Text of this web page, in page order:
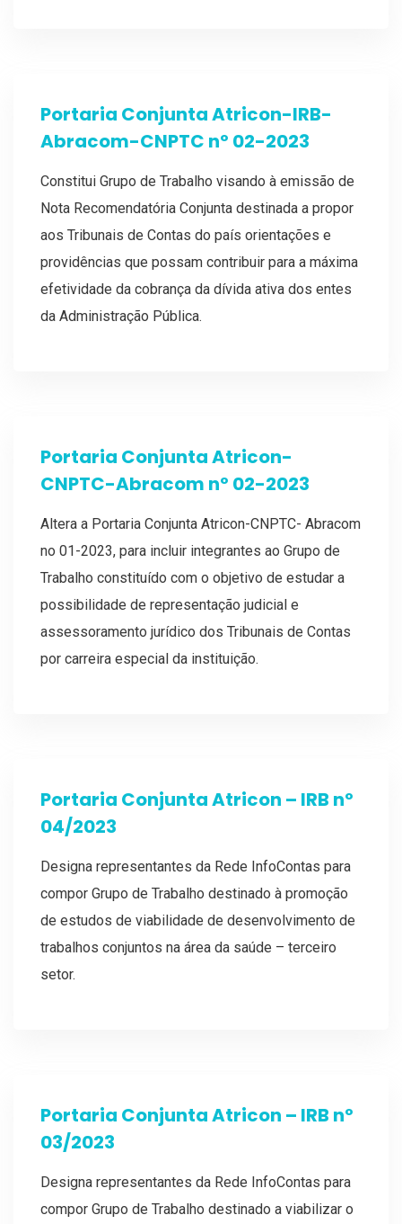
Portaria Conjunta Atricon-IRB-
Abracom-CNPTC nº 02-2023
Constitui Grupo de Trabalho visando à emissão de
Nota Recomendatória Conjunta destinada a propor
aos Tribunais de Contas do país orientações e
providências que possam contribuir para a máxima
efetividade da cobrança da dívida ativa dos entes
da Administração Pública.
Portaria Conjunta Atricon-
CNPTC-Abracom nº 02-2023
Altera a Portaria Conjunta Atricon-CNPTC- Abracom
no 01-2023, para incluir integrantes ao Grupo de
Trabalho constituído com o objetivo de estudar a
possibilidade de representação judicial e
assessoramento jurídico dos Tribunais de Contas
por carreira especial da instituição.
Portaria Conjunta Atricon – IRB nº
04/2023
Designa representantes da Rede InfoContas para
compor Grupo de Trabalho destinado à promoção
de estudos de viabilidade de desenvolvimento de
trabalhos conjuntos na área da saúde – terceiro
setor.
Portaria Conjunta Atricon – IRB nº
03/2023
Designa representantes da Rede InfoContas para
compor Grupo de Trabalho destinado a viabilizar o